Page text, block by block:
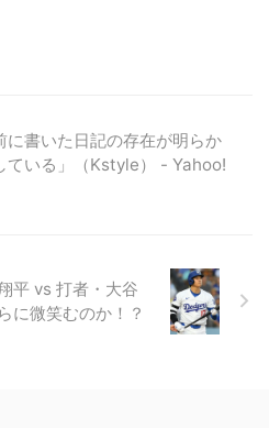
に書いた日記の存在が明らか
ている」（Kstyle） - Yahoo!
平 vs 打者・大谷
に微笑むのか！？